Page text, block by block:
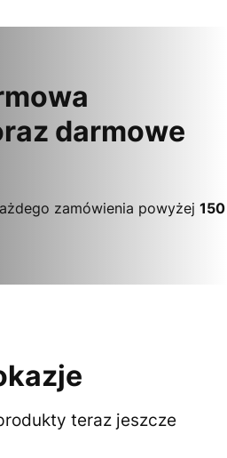
darmowe
zamówienia powyżej 150
teraz jeszcze